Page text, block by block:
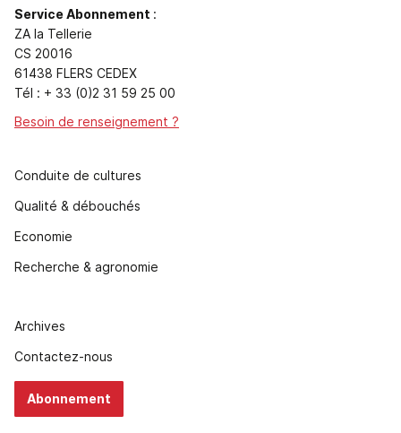
Service Abonnement :
ZA la Tellerie
CS 20016
61438 FLERS CEDEX
Tél : + 33 (0)2 31 59 25 00
Besoin de renseignement ?
Conduite de cultures
Qualité & débouchés
Economie
Recherche & agronomie
Archives
Contactez-nous
Abonnement